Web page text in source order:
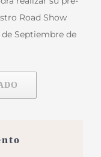
Road Show
Septiembre de